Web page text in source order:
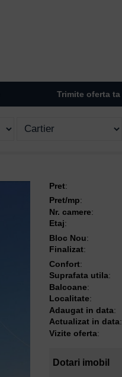
Trimite oferta ta
Pret:
Pret/mp:
Nr. camere:
Etaj:
Bloc Nou:
Finalizat:
Confort:
Suprafata utila:
Balcoane:
Localitate:
Adaugat in data:
Actualizat in data:
Vizite oferta:
Dotari imobil